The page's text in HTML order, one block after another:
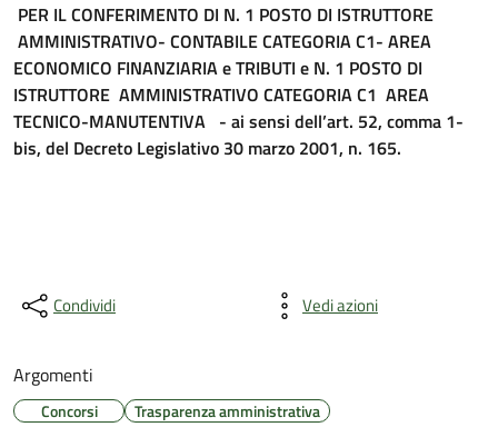
PER IL CONFERIMENTO DI N. 1 POSTO DI ISTRUTTORE
AMMINISTRATIVO- CONTABILE CATEGORIA C1- AREA
ECONOMICO FINANZIARIA e TRIBUTI e N. 1 POSTO DI
ISTRUTTORE AMMINISTRATIVO CATEGORIA C1 AREA
TECNICO-MANUTENTIVA - ai sensi dell’art. 52, comma 1-
bis, del Decreto Legislativo 30 marzo 2001, n. 165.
Condividi Vedi azioni
Argomenti
Concorsi Trasparenza amministrativa